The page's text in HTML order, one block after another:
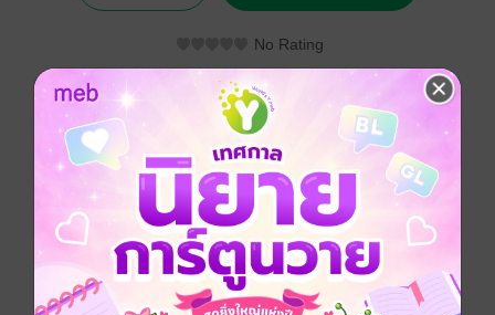
No Rating
อยากได้ ซื้อเป็นของขวัญ แชร์
"“Popular Thai Cuisine” English edition is one if the
first few book on Thai food which adopted a step-by-
step illustrated cooking, making it possible and
convenient even for the beginners to cook delicious